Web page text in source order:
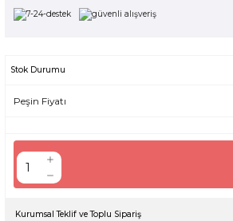
Stok Durumu
Peşin Fiyatı
Kurumsal Teklif ve Toplu Sipariş